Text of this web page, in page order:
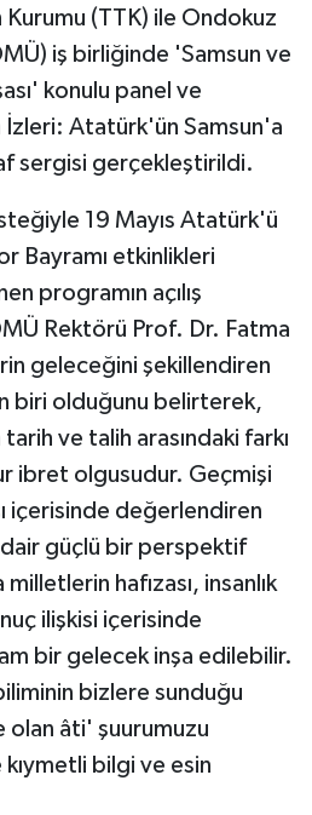
Kurumu (TTK) ile Ondokuz
iş birliğinde 'Samsun ve
konulu panel ve
İzleri: Atatürk'ün Samsun'a
sergisi gerçekleştirildi.
19 Mayıs Atatürk'ü
Bayramı etkinlikleri
programın açılış
Rektörü Prof. Dr. Fatma
geleceğini şekillendiren
biri olduğunu belirterek,
ve talih arasındaki farkı
ibret olgusudur. Geçmişi
içerisinde değerlendiren
güçlü bir perspektif
hafızası, insanlık
ilişkisi içerisinde
bir gelecek inşa edilebilir.
bizlere sunduğu
olan âti' şuurumuzu
bilgi ve esin